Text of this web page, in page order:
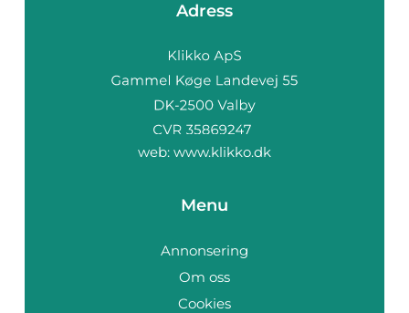
Adress
web: www.klikko.dk
Menu
Annonsering
Om oss
Cookies